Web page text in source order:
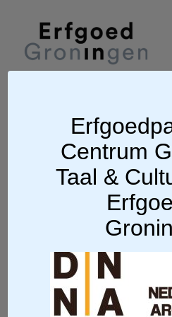
Ga terug
scan uit Atlas van
1925.
Centrum
Taal &